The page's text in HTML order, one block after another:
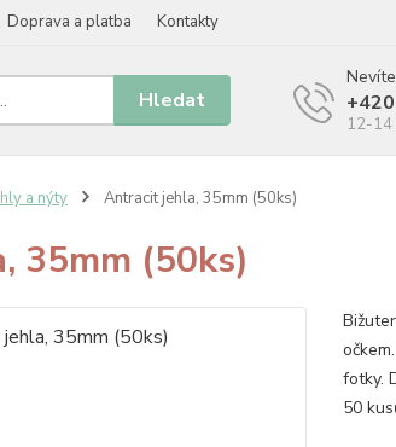
Doprava a platba Kontakty
Hledat
12-14
a nýty Antracit jehla, 35mm (50ks)
35mm (50ks)
fotky.
50